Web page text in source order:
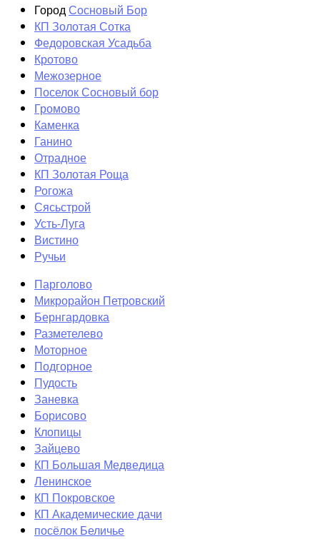
ГородСосновый Бор
КП Золотая Сотка
Федоровская Усадьба
Кротово
Межозерное
Поселок Сосновый бор
Громово
Каменка
Ганино
Отрадное
КП Золотая Роща
Рогожа
Сясьстрой
Усть-Луга
Вистино
Ручьи
Парголово
Микрорайон Петровский
Бернгардовка
Разметелево
Моторное
Подгорное
Пудость
Заневка
Борисово
Клопицы
Зайцево
КП Большая Медведица
Ленинское
КП Покровское
КП Академические дачи
посёлок Беличье